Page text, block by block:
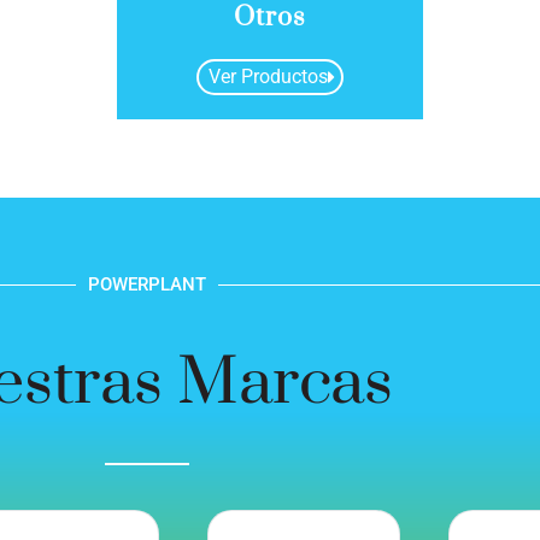
Otros
Ver Productos
POWERPLANT
Marcas